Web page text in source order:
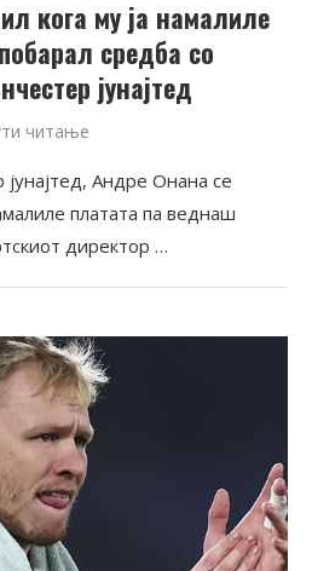
кога му ја намалиле
средба со
јунајтед
читање
Андре Онана се
платата па веднаш
директор …